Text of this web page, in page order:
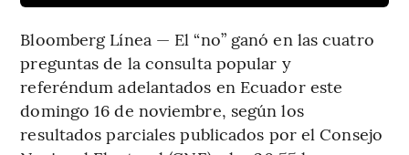
Bloomberg Línea — El “no” ganó en las cuatro
preguntas de la consulta popular y
referéndum adelantados en Ecuador este
domingo 16 de noviembre, según los
resultados parciales publicados por el Consejo